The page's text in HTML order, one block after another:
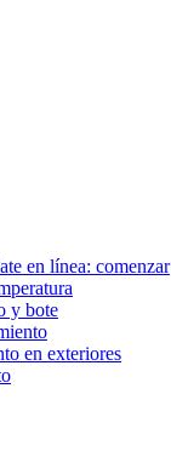
en línea: comenzar
y bote
en exteriores